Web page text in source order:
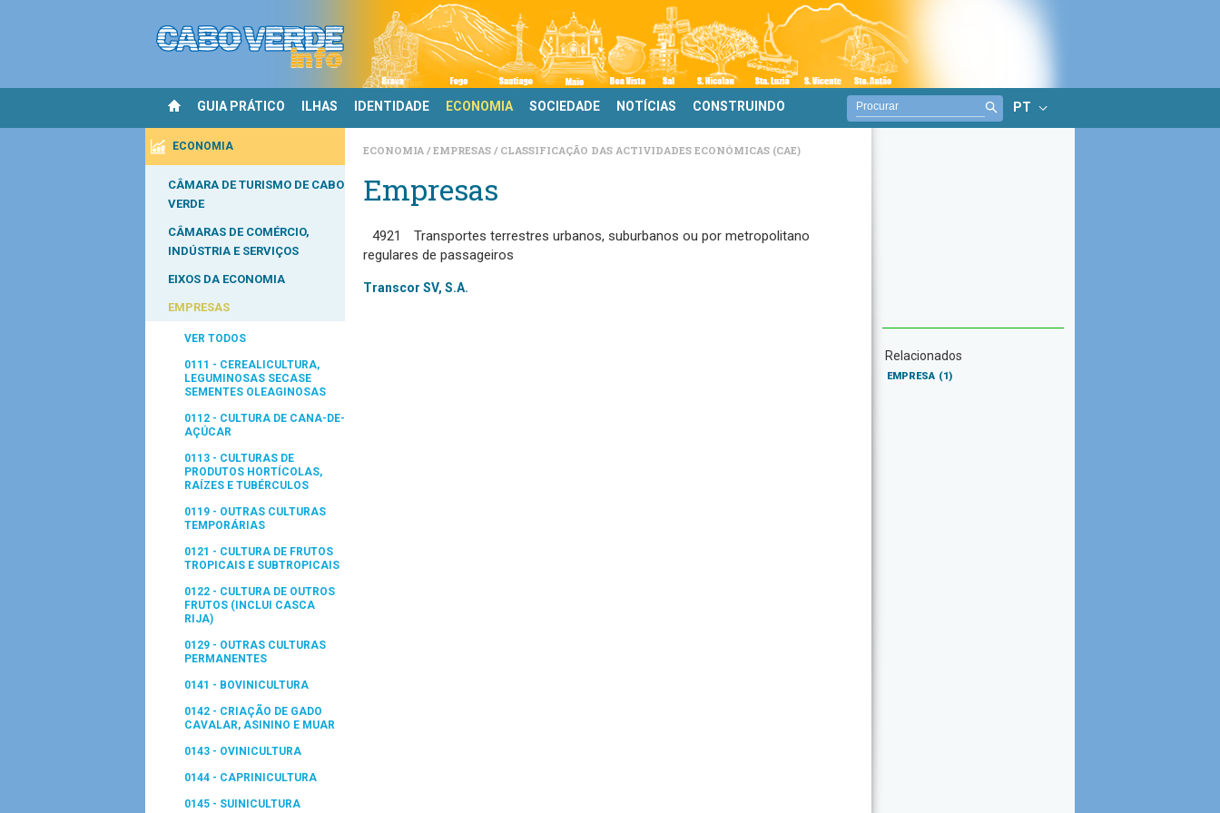
GUIA PRÁTICO ILHAS IDENTIDADE ECONOMIA SOCIEDADE NOTÍCIAS CONSTRUINDO PT
ECONOMIA
CÂMARA DE TURISMO DE CABO
VERDE
CÂMARAS DE COMÉRCIO,
INDÚSTRIA E SERVIÇOS
EIXOS DA ECONOMIA
EMPRESAS
VER TODOS
0111 - CEREALICULTURA,
LEGUMINOSAS SECASE
SEMENTES OLEAGINOSAS
0112 - CULTURA DE CANA-DE-
AÇÚCAR
0113 - CULTURAS DE
PRODUTOS HORTÍCOLAS,
RAÍZES E TUBÉRCULOS
0119 - OUTRAS CULTURAS
TEMPORÁRIAS
0121 - CULTURA DE FRUTOS
TROPICAIS E SUBTROPICAIS
0122 - CULTURA DE OUTROS
FRUTOS (INCLUI CASCA
RIJA)
0129 - OUTRAS CULTURAS
PERMANENTES
0141 - BOVINICULTURA
0142 - CRIAÇÃO DE GADO
CAVALAR, ASININO E MUAR
0143 - OVINICULTURA
0144 - CAPRINICULTURA
0145 - SUINICULTURA
ECONOMIA EMPRESAS CLASSIFICAÇÃO DAS ACTIVIDADES ECONÓMICAS (CAE)
Empresas
4921
Transportes terrestres urbanos, suburbanos ou por metropolitano
regulares de passageiros
Transcor SV, S.A.
Relacionados
EMPRESA (1)